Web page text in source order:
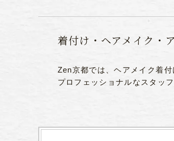
着付け・ヘアメイク・
Zen京都では、ヘアメイク着
プロフェッショナルなスタッ